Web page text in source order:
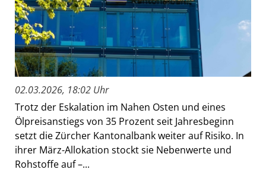
02.03.2026, 18:02 Uhr
Trotz der Eskalation im Nahen Osten und eines
Ölpreisanstiegs von 35 Prozent seit Jahresbeginn
setzt die Zürcher Kantonalbank weiter auf Risiko. In
ihrer März-Allokation stockt sie Nebenwerte und
Rohstoffe auf –...